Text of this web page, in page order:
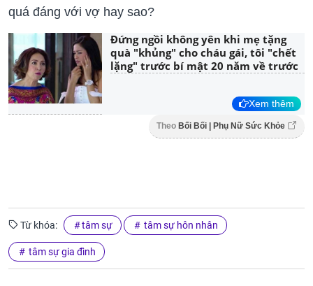
quá đáng với vợ hay sao?
Đứng ngồi không yên khi mẹ tặng
quà "khủng" cho cháu gái, tôi "chết
lặng" trước bí mật 20 năm về trước
Xem thêm
Theo Bối Bối | Phụ Nữ Sức Khỏe
Từ khóa: tâm sự tâm sự hôn nhân
tâm sự gia đình